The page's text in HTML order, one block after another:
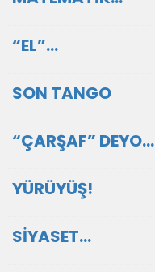
“EL”…
SON TANGO
“ÇARŞAF” DEYO…
YÜRÜYÜŞ!
SİYASET…